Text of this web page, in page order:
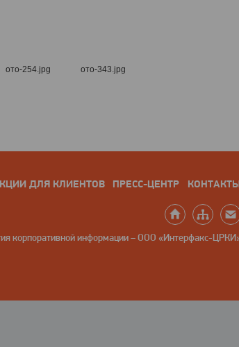
ДЛЯ КЛИЕНТОВ ПРЕСС-ЦЕНТР
корпоративной информации – ООО «Интерфакс-